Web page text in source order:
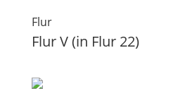
Flur
Flur V (in Flur 22)